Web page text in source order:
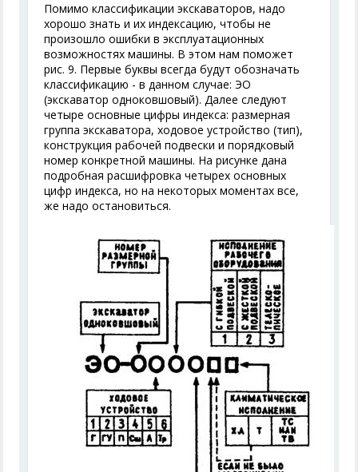
Помимо классификации экскаваторов, надо
хорошо знать и их индексацию, чтобы не
произошло ошибки в эксплуатационных
возможностях машины. В этом нам поможет
рис. 9. Первые буквы всегда будут обозначать
классификацию - в данном случае: ЭО
(экскаватор одноковшовый). Далее следуют
четыре основные цифры индекса: размерная
группа экскаватора, ходовое устройство (тип),
конструкция рабочей подвески и порядковый
номер конкретной машины. На рисунке дана
подробная расшифровка четырех основных
цифр индекса, но на некоторых моментах все,
же надо остановиться.